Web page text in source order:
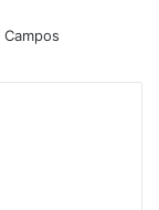
Campos